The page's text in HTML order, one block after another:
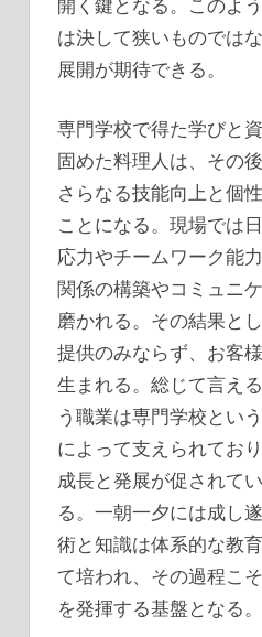
開く鍵となる。このよ
は決して狭いものでは
展開が期待できる。
専門学校で得た学びと
固めた料理人は、その
さらなる技能向上と個
ことになる。現場では
応力やチームワーク能
関係の構築やコミュニ
磨かれる。その結果と
提供のみならず、お客
生まれる。総じて言え
う職業は専門学校とい
によって支えられてお
成長と発展が促されて
る。一朝一夕には成し
術と知識は体系的な教
て培われ、その過程こ
を発揮する基盤となる。